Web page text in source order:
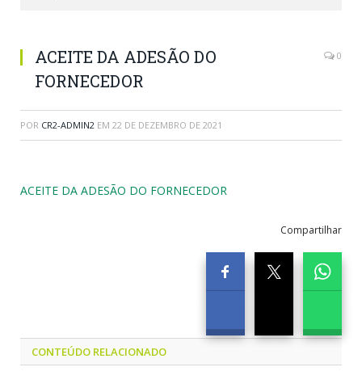
ACEITE DA ADESÃO DO
FORNECEDOR
0
POR CR2-ADMIN2 EM 22 DE DEZEMBRO DE 2021
ACEITE DA ADESÃO DO FORNECEDOR
Compartilhar
CONTEÚDO RELACIONADO